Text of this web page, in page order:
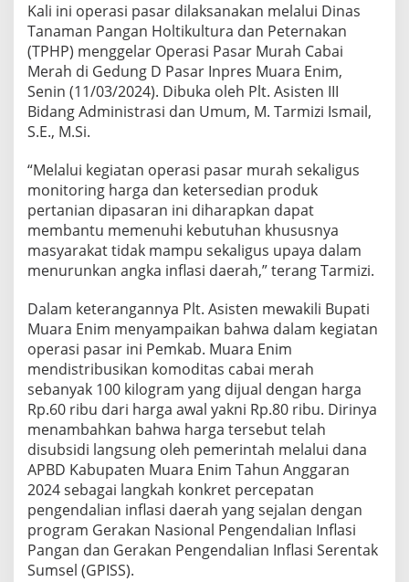
Kali ini operasi pasar dilaksanakan melalui Dinas
Tanaman Pangan Holtikultura dan Peternakan
(TPHP) menggelar Operasi Pasar Murah Cabai
Merah di Gedung D Pasar Inpres Muara Enim,
Senin (11/03/2024). Dibuka oleh Plt. Asisten III
Bidang Administrasi dan Umum, M. Tarmizi Ismail,
S.E., M.Si.
“Melalui kegiatan operasi pasar murah sekaligus
monitoring harga dan ketersedian produk
pertanian dipasaran ini diharapkan dapat
membantu memenuhi kebutuhan khususnya
masyarakat tidak mampu sekaligus upaya dalam
menurunkan angka inflasi daerah,” terang Tarmizi.
Dalam keterangannya Plt. Asisten mewakili Bupati
Muara Enim menyampaikan bahwa dalam kegiatan
operasi pasar ini Pemkab. Muara Enim
mendistribusikan komoditas cabai merah
sebanyak 100 kilogram yang dijual dengan harga
Rp.60 ribu dari harga awal yakni Rp.80 ribu. Dirinya
menambahkan bahwa harga tersebut telah
disubsidi langsung oleh pemerintah melalui dana
APBD Kabupaten Muara Enim Tahun Anggaran
2024 sebagai langkah konkret percepatan
pengendalian inflasi daerah yang sejalan dengan
program Gerakan Nasional Pengendalian Inflasi
Pangan dan Gerakan Pengendalian Inflasi Serentak
Sumsel (GPISS).